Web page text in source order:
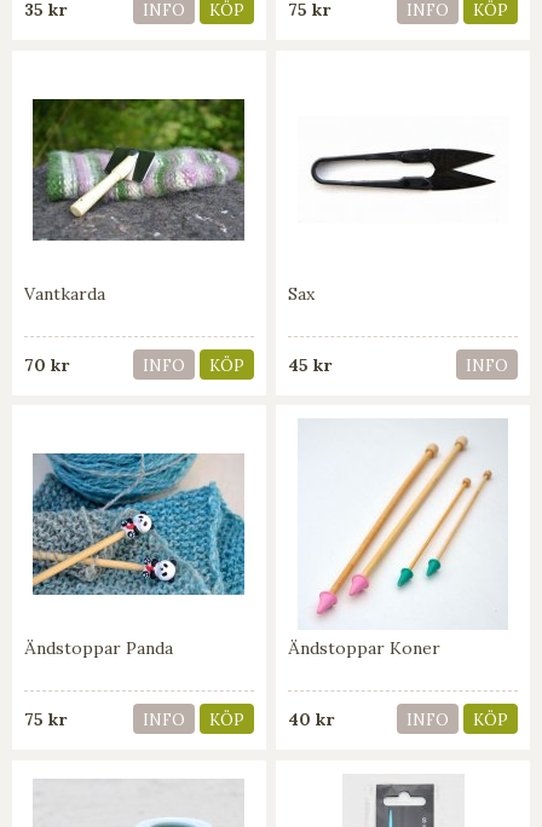
35 kr INFO KÖP 75 kr INFO KÖP
Vantkarda
70 kr INFO KÖP
Sax
45 kr INFO
Ändstoppar Panda
75 kr INFO KÖP
Ändstoppar Koner
40 kr INFO KÖP